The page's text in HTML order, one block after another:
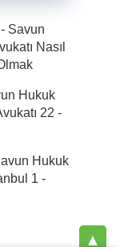
Savun
Nasıl
Hukuk
22 -
Hukuk
1 -
▲